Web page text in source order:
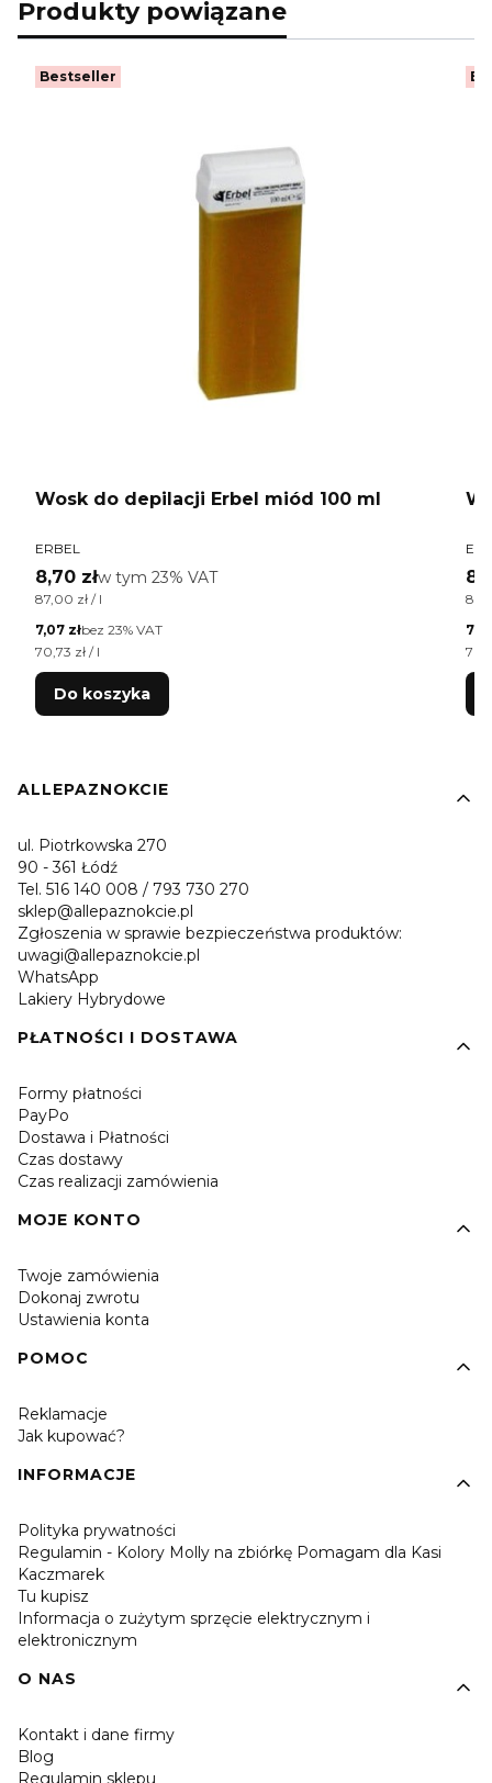
Produkty powiązane
Bestseller
Wosk do depilacji Erbel miód 100 ml
PRODUCENT
ERBEL
Cena brutto
8,70 złw tym %s VAT
w tym 23% VAT
Cena jednostkowa brutto
87,00 zł / l
Cena netto
7,07 złbez 23% VAT
Cena jednostkowa netto
70,73 zł / l
Do koszyka
Linki w stopce
ALLEPAZNOKCIE
ul. Piotrkowska 270
90 - 361 Łódź
Tel. 516 140 008 / 793 730 270
sklep@allepaznokcie.pl
Zgłoszenia w sprawie bezpieczeństwa produktów:
uwagi@allepaznokcie.pl
WhatsApp
Lakiery Hybrydowe
PŁATNOŚCI I DOSTAWA
Formy płatności
PayPo
Dostawa i Płatności
Czas dostawy
Czas realizacji zamówienia
MOJE KONTO
Twoje zamówienia
Dokonaj zwrotu
Ustawienia konta
POMOC
Reklamacje
Jak kupować?
INFORMACJE
Polityka prywatności
Regulamin - Kolory Molly na zbiórkę Pomagam dla Kasi
Kaczmarek
Tu kupisz
Informacja o zużytym sprzęcie elektrycznym i
elektronicznym
O NAS
Kontakt i dane firmy
Blog
Regulamin sklepu